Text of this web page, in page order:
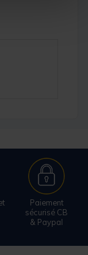
Paiement
sécurisé CB
& Paypal